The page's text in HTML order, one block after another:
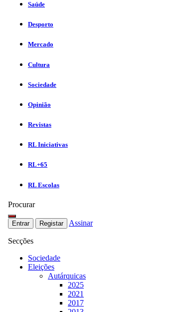
Saúde
Desporto
Mercado
Cultura
Sociedade
Opinião
Revistas
RL Iniciativas
RL+65
RL Escolas
Procurar
Entrar Registar Assinar
Secções
Sociedade
Eleições
Autárquicas
2025
2021
2017